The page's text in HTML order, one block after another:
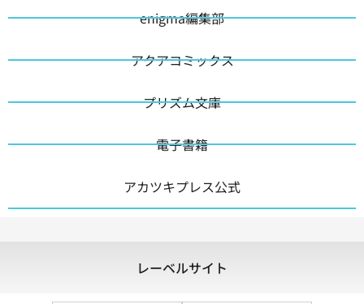
enigma編集部
アクアコミックス
プリズム文庫
電子書籍
アカツキプレス公式
レーベルサイト